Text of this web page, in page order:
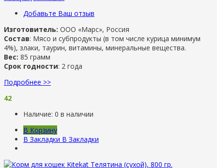
Добавьте Ваш отзыв
Изготовитель: ООО «Марс», Россия
Состав: Мясо и субпродукты (в том числе курица минимум
4%), злаки, таурин, витамины, минеральные вещества.
Вес: 85 грамм
Срок годности: 2 года
Подробнее >>
42
Наличие: 0 в наличии
В Корзину
В Закладки В Закладки